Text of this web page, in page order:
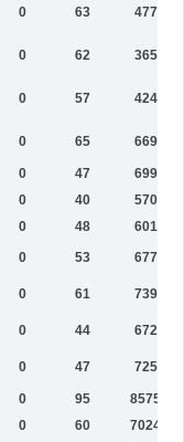
0 63 47760
0 62 36514
0 57 42482
0 65 66925
0 47
69944
0 40
57008
0 48
60199
0 53
67708
0 61
73973
0 44
67293
0 47 72501
0 95
857520
0 60
702423